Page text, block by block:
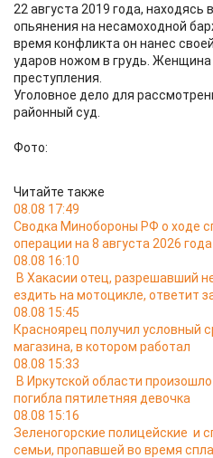
22 августа 2019 года, находясь
опьянения на несамоходной
время конфликта он нанес
ударов ножом в грудь. Женщина
преступления.
Уголовное дело для
районный суд.
Фото:
Читайте также
08.08 17:49
Сводка Минобороны РФ о ходе
операции на 8 августа 2026 года
08.08 16:10
В Хакасии отец, разрешавший
ездить на мотоцикле, ответит
08.08 15:45
Красноярец получил условный
магазина, в котором работал
08.08 15:33
В Иркутской области
погибла пятилетняя девочка
08.08 15:16
Зеленогорские полицейские и
семьи, пропавшей во время